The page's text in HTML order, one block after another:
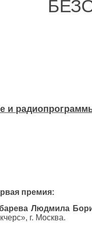
и
премия:
Людмила
г. Москва.